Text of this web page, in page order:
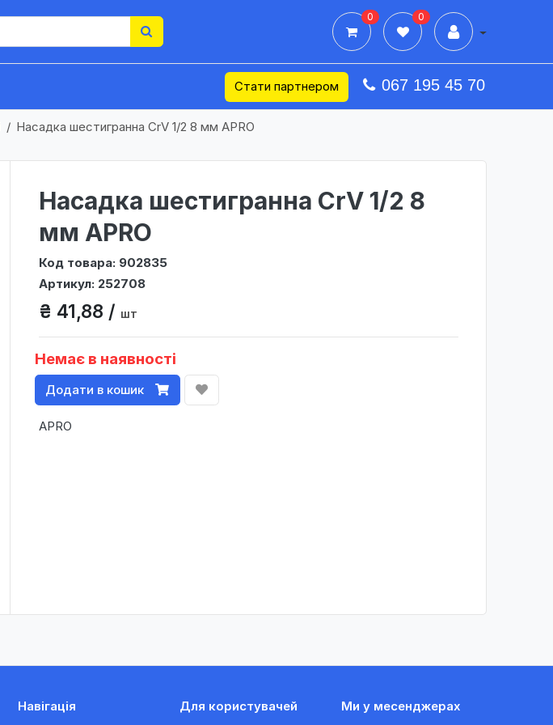
0 0
Стати партнером 067 195 45 70
Насадка шестигранна CrV 1/2 8 мм APRO
Насадка шестигранна CrV 1/2 8
мм APRO
Код товара: 902835
Артикул: 252708
₴ 41,88 / шт
Немає в наявності
Додати в кошик
APRO
Навігація Для користувачей Ми у месенджерах